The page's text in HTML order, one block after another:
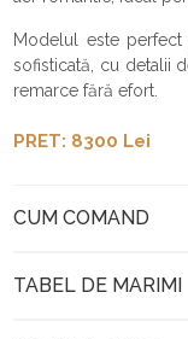
Modelul este
sofisticată, cu detalii
remarce fără efort.
PRET: 8300 Lei
CUM COMAND
TABEL DE MARIMI